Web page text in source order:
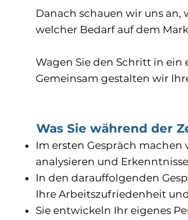
Danach schauen wir uns an,
welcher Bedarf auf dem
Wagen Sie den Schritt in
Gemeinsam gestalten wir
Was Sie während der
Im ersten Gespräch
analysieren und
In den darauffolgenden
Ihre Arbeitszufriedenheit
Sie entwickeln Ihr eigenes